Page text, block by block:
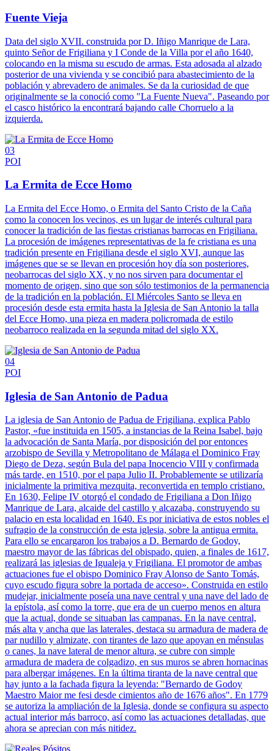
Fuente Vieja
Data del siglo XVII. construida por D. Iñigo Manrique de Lara,
quinto Señor de Frigiliana y I Conde de la Villa por el año 1640,
colocando en la misma su escudo de armas. Esta adosada al alzado
posterior de una vivienda y se concibió para abastecimiento de la
población y abrevadero de animales. Se da la curiosidad de que
originalmente se la conoció como "La Fuente Nueva". Paseando por
el casco histórico la encontrará bajando calle Chorruelo a la
izquierda.
03
POI
La Ermita de Ecce Homo
La Ermita del Ecce Homo, o Ermita del Santo Cristo de la Caña
como la conocen los vecinos, es un lugar de interés cultural para
conocer la tradición de las fiestas cristianas barrocas en Frigiliana.
La procesión de imágenes representativas de la fe cristiana es una
tradición presente en Frigiliana desde el siglo XVI, aunque las
imágenes que se se llevan en procesión hoy día son posteriores,
neobarrocas del siglo XX, y no nos sirven para documentar el
momento de origen, sino que son sólo testimonios de la permanencia
de la tradición en la población. El Miércoles Santo se lleva en
procesión desde esta ermita hasta la Iglesia de San Antonio la talla
del Ecce Homo, una pieza en madera policromada de estilo
neobarroco realizada en la segunda mitad del siglo XX.
04
POI
Iglesia de San Antonio de Padua
La iglesia de San Antonio de Padua de Frigiliana, explica Pablo
Pastor, «fue instituida en 1505, a instancias de la Reina Isabel, bajo
la advocación de Santa María, por disposición del por entonces
arzobispo de Sevilla y Metropolitano de Málaga el Dominico Fray
Diego de Deza, según Bula del papa Inocencio VIII y confirmada
más tarde, en 1510, por el papa Julio II. Probablemente se utilizaría
inicialmente la primitiva mezquita, reconvertida en templo cristiano.
En 1630, Felipe IV otorgó el condado de Frigiliana a Don Iñigo
Manrique de Lara, alcaide del castillo y alcazaba, construyendo su
palacio en esta localidad en 1640. Es por iniciativa de estos nobles el
sufragio de la construcción de esta iglesia, sobre la antigua ermita.
Para ello se encargaron los trabajos a D. Bernardo de Godoy,
maestro mayor de las fábricas del obispado, quien, a finales de 1617,
realizará las iglesias de Igualeja y Frigiliana. El promotor de ambas
actuaciones fue el obispo Dominico Fray Alonso de Santo Tomás,
cuyo escudo figura sobre la portada de acceso». Construida en estilo
mudejar, inicialmente poseía una nave central y una nave del lado de
la epístola, así como la torre, que era de un cuerpo menos en altura
que la actual, donde se situaban las campanas. En la nave central,
más alta y ancha que las laterales, destaca su armadura de madera de
par nudillo y almizate, con tirantes de lazo que apoyan en ménsulas
o canes, la nave lateral de menor altura, se cubre con simple
armadura de madera de colgadizo, en sus muros se abren hornacinas
para albergar imágenes. En la última tiranta de la nave central que
hay junto a la fachada figura la leyenda: "Bernardo de Godoy
Maestro Maior me fesi desde cimientos año de 1676 años". En 1779
se autoriza la ampliación de la Iglesia, donde se configura su aspecto
actual interior más barroco, así como las actuaciones detalladas, que
ahora se aprecian con más nitidez.